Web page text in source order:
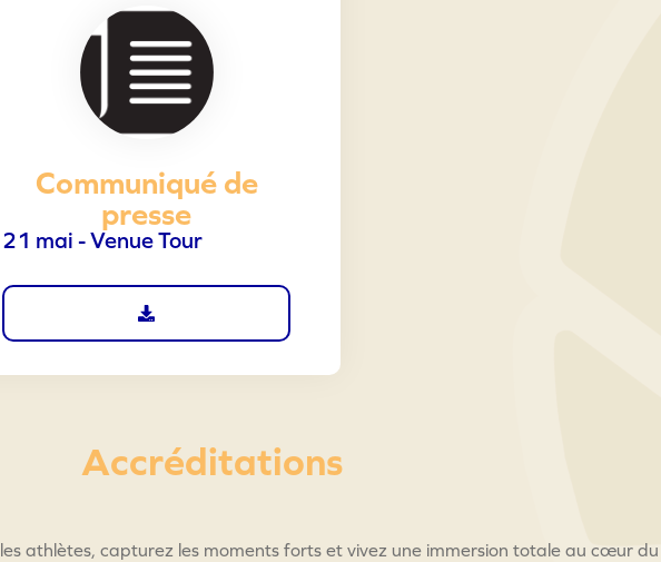
Communiqué de
presse
21 mai - Venue Tour
Accréditations
athlètes, capturez les moments forts et vivez une immersion totale au cœur